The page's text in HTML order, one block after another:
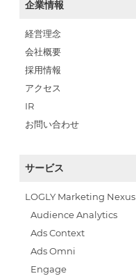
企業情報
経営理念
会社概要
採用情報
アクセス
IR
お問い合わせ
サービス
LOGLY Marketing Nexus
Audience Analytics
Ads Context
Ads Omni
Engage